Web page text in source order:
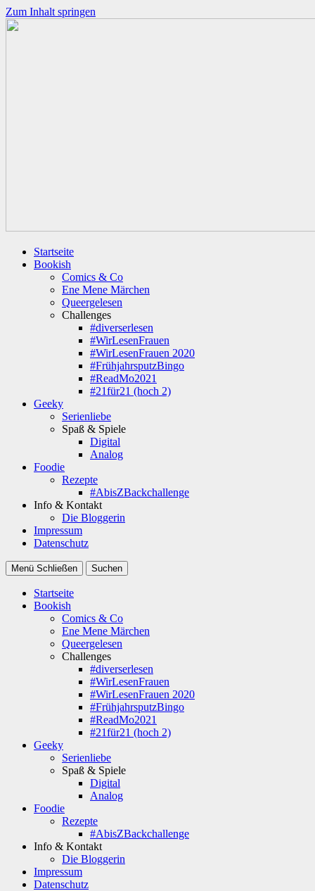
Zum Inhalt springen
Startseite
Bookish
Comics & Co
Ene Mene Märchen
Queergelesen
Challenges
#diverserlesen
#WirLesenFrauen
#WirLesenFrauen 2020
#FrühjahrsputzBingo
#ReadMo2021
#21für21 (hoch 2)
Geeky
Serienliebe
Spaß & Spiele
Digital
Analog
Foodie
Rezepte
#AbisZBackchallenge
Info & Kontakt
Die Bloggerin
Impressum
Datenschutz
Menü Schließen Suchen
Startseite
Bookish
Comics & Co
Ene Mene Märchen
Queergelesen
Challenges
#diverserlesen
#WirLesenFrauen
#WirLesenFrauen 2020
#FrühjahrsputzBingo
#ReadMo2021
#21für21 (hoch 2)
Geeky
Serienliebe
Spaß & Spiele
Digital
Analog
Foodie
Rezepte
#AbisZBackchallenge
Info & Kontakt
Die Bloggerin
Impressum
Datenschutz